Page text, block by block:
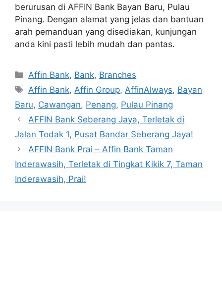
berurusan di AFFIN Bank Bayan Baru, Pulau
Pinang. Dengan alamat yang jelas dan bantuan
arah pemanduan yang disediakan, kunjungan
anda kini pasti lebih mudah dan pantas.
Categories
Affin Bank, Bank, Branches
Tags
Affin Bank, Affin Group, AffinAlways, Bayan
Baru, Cawangan, Penang, Pulau Pinang
AFFIN Bank Seberang Jaya, Terletak di
Jalan Todak 1, Pusat Bandar Seberang Jaya!
AFFIN Bank Prai – Affin Bank Taman
Inderawasih, Terletak di Tingkat Kikik 7, Taman
Inderawasih, Prai!